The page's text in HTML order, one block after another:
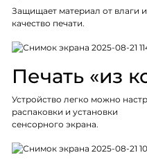
Защищает материал от влаги
качество печати.
Печать «из
Устройство легко можно
распаковки и установки
сенсорного экрана.